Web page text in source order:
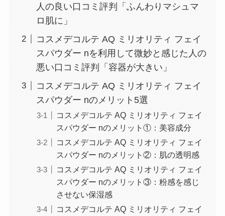
人の良い口コミ評判「ふんわりマシュマ
ロ肌に」
コスメデコルテ AQ ミリオリティ フェイ
スパウダー nを利用して微妙と感じた人の
悪い口コミ評判「容器が大きい」
コスメデコルテ AQ ミリオリティ フェイ
スパウダー nのメリット5選
コスメデコルテ AQ ミリオリティ フェイ
スパウダー nのメリット①：美容成分
コスメデコルテ AQ ミリオリティ フェイ
スパウダー nのメリット②：肌の透明感
コスメデコルテ AQ ミリオリティ フェイ
スパウダー nのメリット③：粉感を感じ
させない保湿感
コスメデコルテ AQ ミリオリティ フェイ